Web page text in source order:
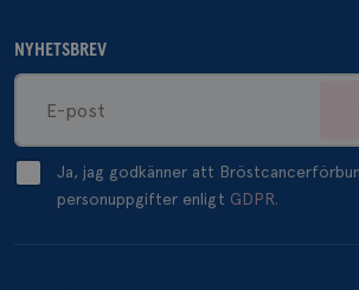
NYHETSBREV
Ja, jag godkänner att
personuppgifter enligt GDPR.